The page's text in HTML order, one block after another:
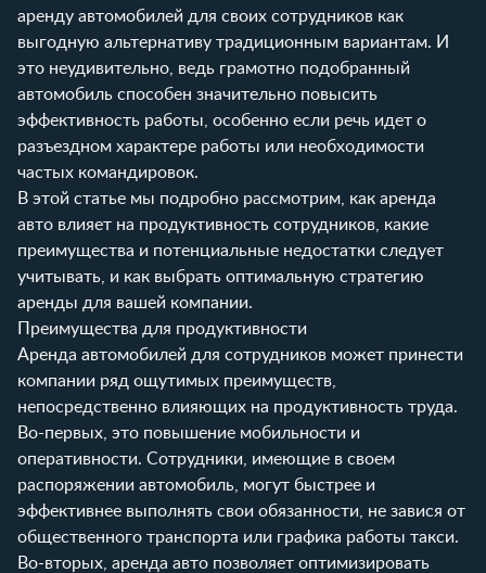
аренду автомобилей для своих сотрудников как
выгодную альтернативу традиционным вариантам. И
это неудивительно, ведь грамотно подобранный
автомобиль способен значительно повысить
эффективность работы, особенно если речь идет о
разъездном характере работы или необходимости
частых командировок.
В этой статье мы подробно рассмотрим, как аренда
авто влияет на продуктивность сотрудников, какие
преимущества и потенциальные недостатки следует
учитывать, и как выбрать оптимальную стратегию
аренды для вашей компании.
Преимущества для продуктивности
Аренда автомобилей для сотрудников может принести
компании ряд ощутимых преимуществ,
непосредственно влияющих на продуктивность труда.
Во-первых, это повышение мобильности и
оперативности. Сотрудники, имеющие в своем
распоряжении автомобиль, могут быстрее и
эффективнее выполнять свои обязанности, не завися от
общественного транспорта или графика работы такси.
Во-вторых, аренда авто позволяет оптимизировать